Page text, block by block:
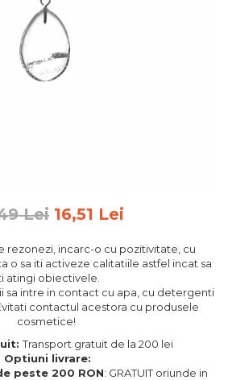
din
Lei 16,51 Lei
rezonezi, incarc-o cu pozitivitate, cu
o sa iti activeze calitatiile astfel incat sa
atingi obiectivele.
sa intre in contact cu apa, cu detergenti
contactul acestora cu produsele
cosmetice!
Transport gratuit de la 200 lei
Optiuni livrare:
peste 200 RON: GRATUIT oriunde in